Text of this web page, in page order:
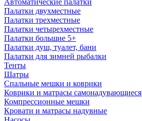
Автоматические палатки
Палатки двухместные
Палатки трехместные
Палатки четырехместные
Палатки большие 5+
Палатки душ, туалет, бани
Палатки для зимней рыбалки
Тенты
Шатры
Спальные мешки и коврики
Коврики и матрасы самонадувающиеся
Компрессионные мешки
Кровати и матрасы надувные